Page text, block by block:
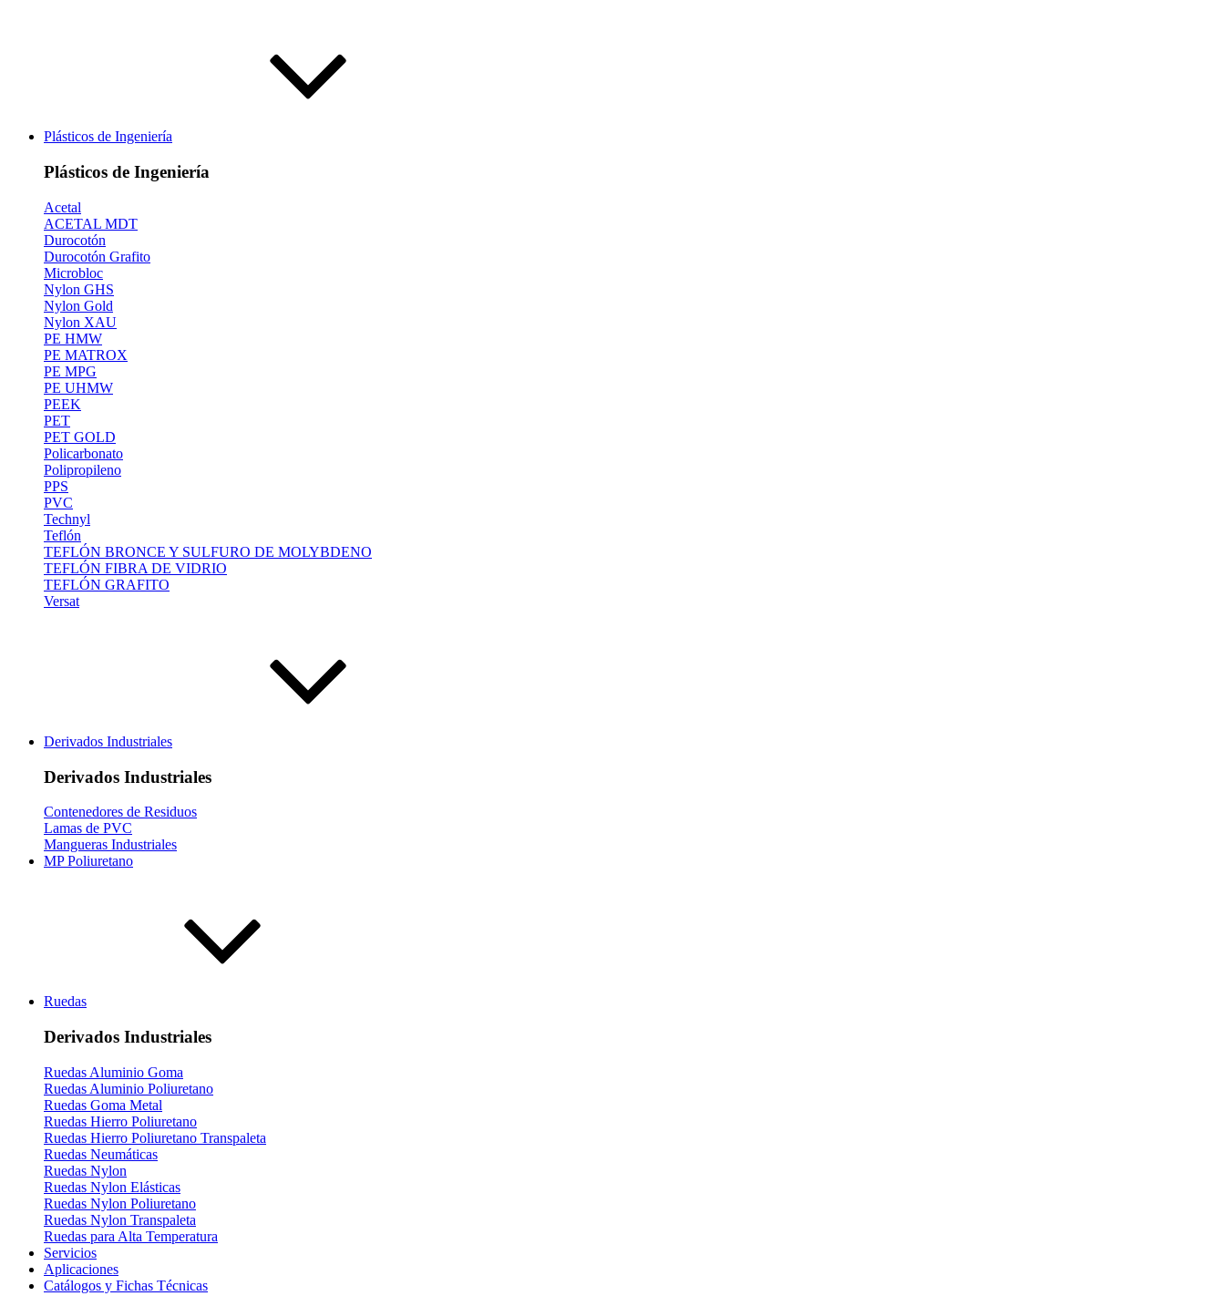
Plásticos de Ingeniería
Plásticos de Ingeniería
Acetal
ACETAL MDT
Durocotón
Durocotón Grafito
Microbloc
Nylon GHS
Nylon Gold
Nylon XAU
PE HMW
PE MATROX
PE MPG
PE UHMW
PEEK
PET
PET GOLD
Policarbonato
Polipropileno
PPS
PVC
Technyl
Teflón
TEFLÓN BRONCE Y SULFURO DE MOLYBDENO
TEFLÓN FIBRA DE VIDRIO
TEFLÓN GRAFITO
Versat
Derivados Industriales
Derivados Industriales
Contenedores de Residuos
Lamas de PVC
Mangueras Industriales
MP Poliuretano
Ruedas
Derivados Industriales
Ruedas Aluminio Goma
Ruedas Aluminio Poliuretano
Ruedas Goma Metal
Ruedas Hierro Poliuretano
Ruedas Hierro Poliuretano Transpaleta
Ruedas Neumáticas
Ruedas Nylon
Ruedas Nylon Elásticas
Ruedas Nylon Poliuretano
Ruedas Nylon Transpaleta
Ruedas para Alta Temperatura
Servicios
Aplicaciones
Catálogos y Fichas Técnicas